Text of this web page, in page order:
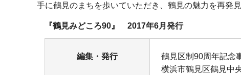
手に鶴見のまちを歩いていただき、鶴見の魅力を再発
『鶴見みどころ90』 2017年6月発行
編集・発行
鶴見区制90周年記念
横浜市鶴見区鶴見中